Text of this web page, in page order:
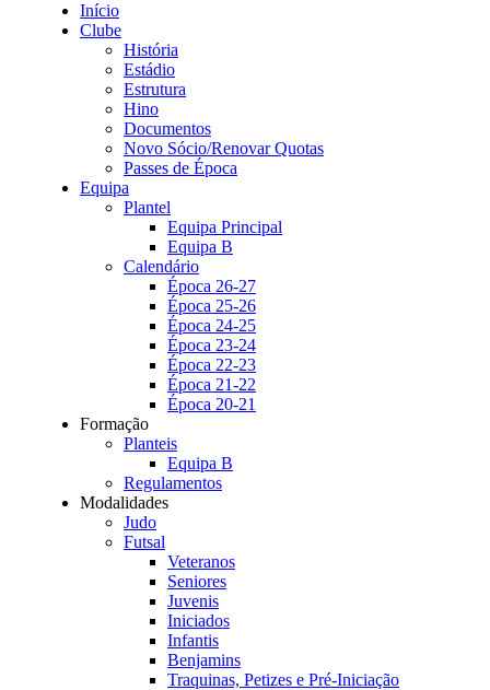
Início
Clube
História
Estádio
Estrutura
Hino
Documentos
Novo Sócio/Renovar Quotas
Passes de Época
Equipa
Plantel
Equipa Principal
Equipa B
Calendário
Época 26-27
Época 25-26
Época 24-25
Época 23-24
Época 22-23
Época 21-22
Época 20-21
Formação
Planteis
Equipa B
Regulamentos
Modalidades
Judo
Futsal
Veteranos
Seniores
Juvenis
Iniciados
Infantis
Benjamins
Traquinas, Petizes e Pré-Iniciação